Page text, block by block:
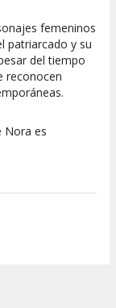
femeninos
patriarcado y su
del tiempo
reconocen
Nora es